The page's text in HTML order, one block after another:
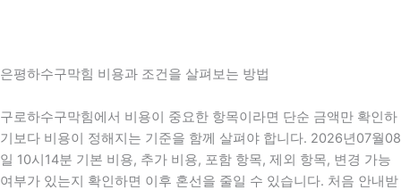
은평하수구막힘 비용과 조건을 살펴보는 방법
구로하수구막힘에서 비용이 중요한 항목이라면 단순 금액만 확인하
기보다 비용이 정해지는 기준을 함께 살펴야 합니다. 2026년07월08
일 10시14분 기본 비용, 추가 비용, 포함 항목, 제외 항목, 변경 가능
여부가 있는지 확인하면 이후 혼선을 줄일 수 있습니다. 처음 안내받